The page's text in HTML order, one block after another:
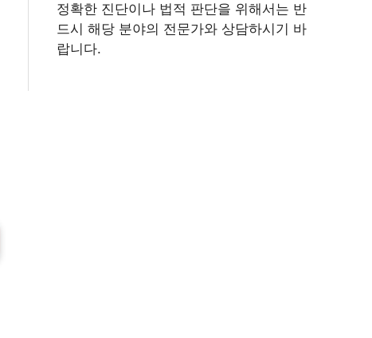
정확한 진단이나 법적 판단을 위해서는 반
드시 해당 분야의 전문가와 상담하시기 바
랍니다.